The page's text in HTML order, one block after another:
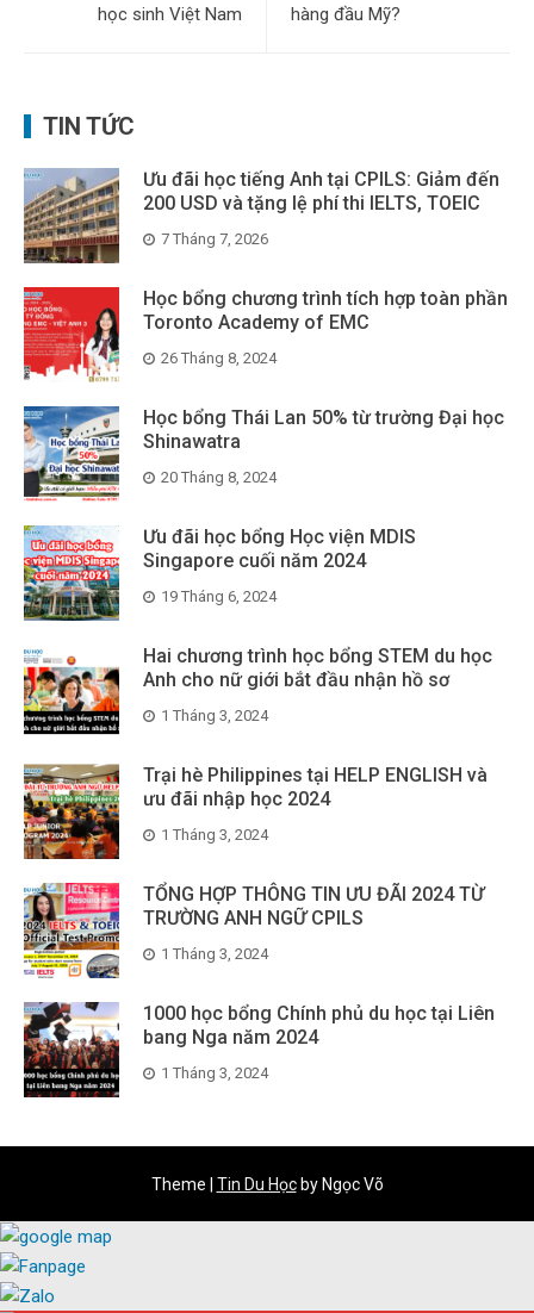
học sinh Việt Nam
hàng đầu Mỹ?
TIN TỨC
Ưu đãi học tiếng Anh tại CPILS: Giảm đến
200 USD và tặng lệ phí thi IELTS, TOEIC
7 Tháng 7, 2026
Học bổng chương trình tích hợp toàn phần
Toronto Academy of EMC
26 Tháng 8, 2024
Học bổng Thái Lan 50% từ trường Đại học
Shinawatra
20 Tháng 8, 2024
Ưu đãi học bổng Học viện MDIS
Singapore cuối năm 2024
19 Tháng 6, 2024
Hai chương trình học bổng STEM du học
Anh cho nữ giới bắt đầu nhận hồ sơ
1 Tháng 3, 2024
Trại hè Philippines tại HELP ENGLISH và
ưu đãi nhập học 2024
1 Tháng 3, 2024
TỔNG HỢP THÔNG TIN ƯU ĐÃI 2024 TỪ
TRƯỜNG ANH NGỮ CPILS
1 Tháng 3, 2024
1000 học bổng Chính phủ du học tại Liên
bang Nga năm 2024
1 Tháng 3, 2024
Theme Tin Du Họcby Ngọc Võ